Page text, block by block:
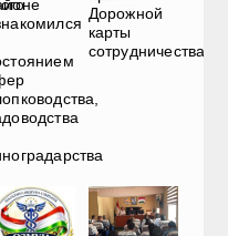
Дорожной
карты
сотрудничества